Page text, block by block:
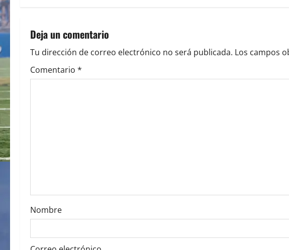
n
a
v
o
n
Deja un comentario
Tu dirección de correo electrónico no será publicada. Los campos
Comentario *
Nombre